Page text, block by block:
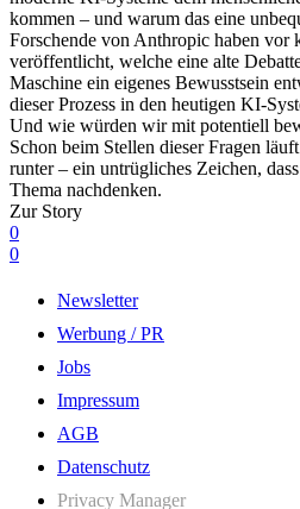
kommen – und warum das eine
Forschende von Anthropic haben vor
veröffentlicht, welche eine alte
Maschine ein eigenes Bewusstsein
dieser Prozess in den heutigen KI-
Und wie würden wir mit potentiell
Schon beim Stellen dieser Fragen
runter – ein untrügliches Zeichen,
Thema nachdenken.
Zur Story
0
0
Newsletter
Werbung / PR
Jobs
Impressum
AGB
Datenschutz
Privacy Manager